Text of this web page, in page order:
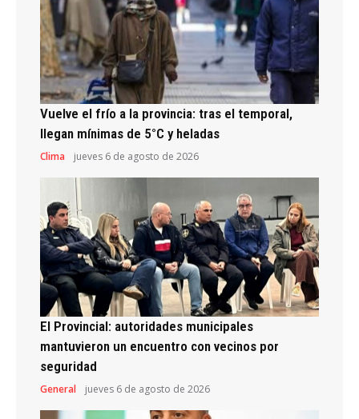
Vuelve el frío a la provincia: tras el temporal,
llegan mínimas de 5°C y heladas
Clima jueves 6 de agosto de 2026
El Provincial: autoridades municipales
mantuvieron un encuentro con vecinos por
seguridad
General jueves 6 de agosto de 2026